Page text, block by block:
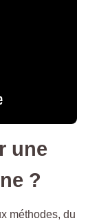
une
?
méthodes, du